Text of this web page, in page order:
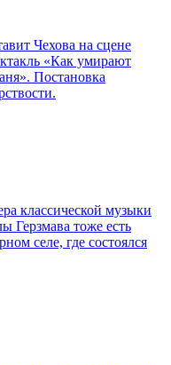
Чехова на сцене
«Как умирают
Постановка
классической музыки
Герзмава тоже есть
селе, где состоялся